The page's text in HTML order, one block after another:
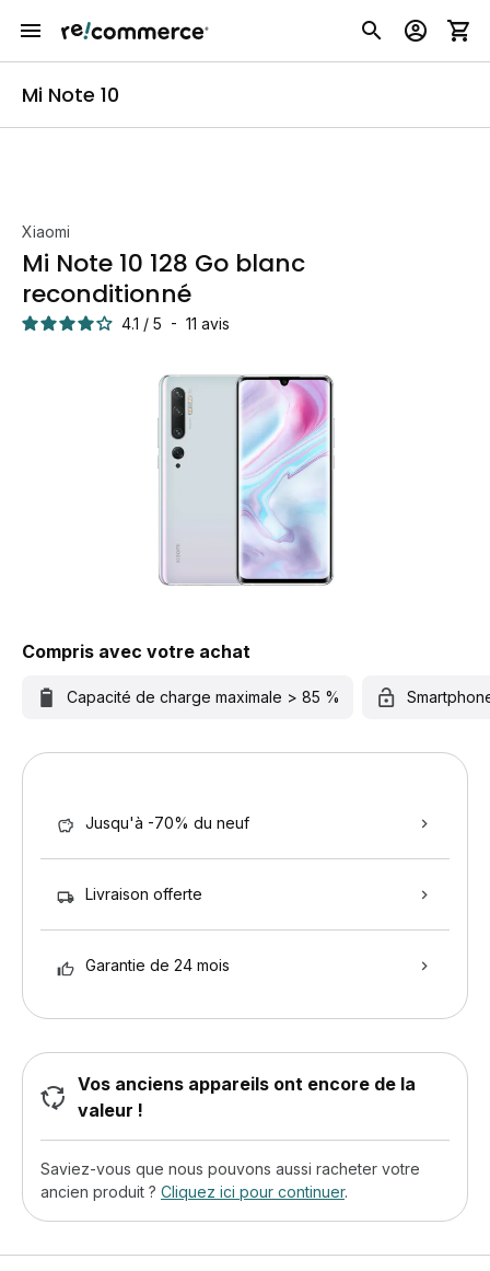
Mi Note 10
Xiaomi
Mi Note 10 128 Go blanc
reconditionné
4.1 / 5 - 11 avis
Compris avec votre achat
Capacité de charge maximale > 85 %
Jusqu'à -70% du neuf
Livraison offerte
Garantie de 24 mois
Vos anciens appareils ont encore de la
valeur !
Saviez-vous que nous pouvons aussi racheter votre
ancien produit ? Cliquez ici pour continuer.